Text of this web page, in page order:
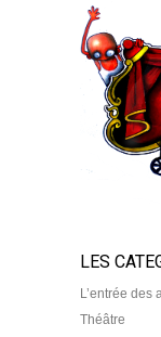
LES
L’entrée des
Théâtre